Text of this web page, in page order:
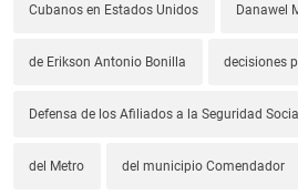
Cubanos en Estados Unidos Danawel
de Erikson Antonio Bonilla decisiones
Defensa de los Afiliados a la Seguridad
del Metro del municipio Comendador